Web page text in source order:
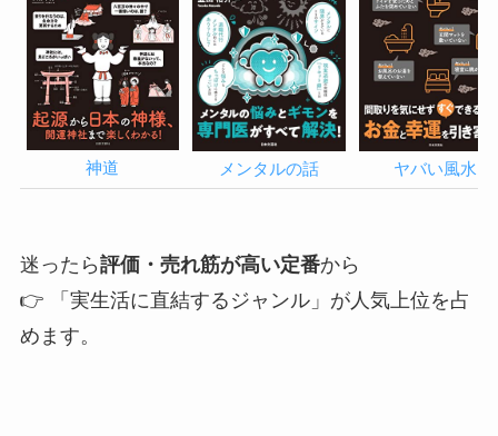
神道 メンタルの話 ヤバい風水
迷ったら評価・売れ筋が高い定番から
👉 「実生活に直結するジャンル」が人気上位を占
めます。